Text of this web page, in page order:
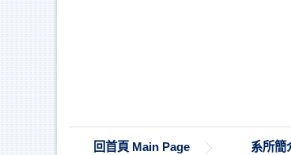
回首頁 Main Page 系所簡